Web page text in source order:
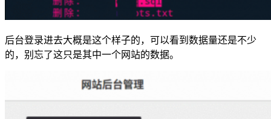
后台登录进去大概是这个样子的，可以看到数据量还是不少
的，别忘了这只是其中一个网站的数据。